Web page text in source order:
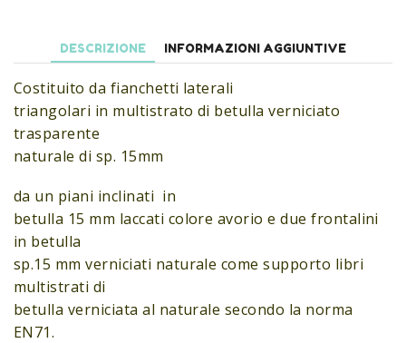
DESCRIZIONE INFORMAZIONI AGGIUNTIVE
Costituito da fianchetti laterali
triangolari in multistrato di betulla verniciato
trasparente
naturale di sp. 15mm
da un piani inclinati in
betulla 15 mm laccati colore avorio e due frontalini
in betulla
sp.15 mm verniciati naturale come supporto libri
multistrati di
betulla verniciata al naturale secondo la norma
EN71.